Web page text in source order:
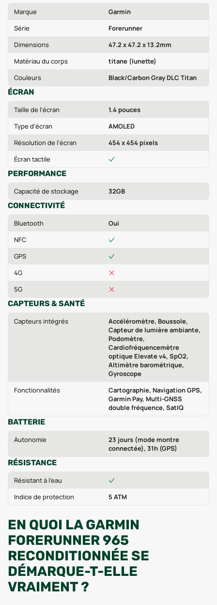
Marque
Garmin
Série
Forerunner
Dimensions
47.2 x 47.2 x 13.2mm
Matériau du corps
titane (lunette)
Couleurs
Black/Carbon Gray DLC Titan
ÉCRAN
Taille de l'écran
1.4 pouces
Type d'écran
AMOLED
Résolution de l'écran
454 x 454 pixels
Écran tactile
PERFORMANCE
Capacité de stockage 32GB
CONNECTIVITÉ
Bluetooth
Oui
NFC
GPS
4G
5G
CAPTEURS & SANTÉ
Capteurs intégrés
Accéléromètre, Boussole,
Capteur de lumière ambiante,
Podomètre,
Cardiofréquencemètre
optique Elevate v4, SpO2,
Altimètre barométrique,
Gyroscope
Fonctionnalités
Cartographie, Navigation GPS,
Garmin Pay, Multi-GNSS
double fréquence, SatIQ
BATTERIE
Autonomie
23 jours (mode montre
connectée), 31h (GPS)
RÉSISTANCE
Résistant à l'eau
Indice de protection
5 ATM
EN QUOI LA GARMIN
FORERUNNER 965
RECONDITIONNÉE SE
DÉMARQUE-T-ELLE
VRAIMENT ?